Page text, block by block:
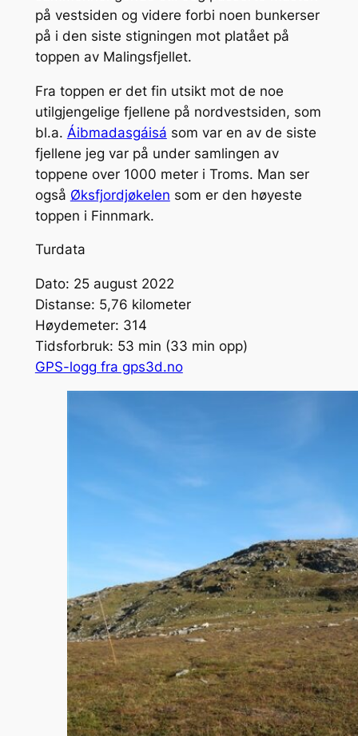
på vestsiden og videre forbi noen bunkerser
på i den siste stigningen mot platået på
toppen av Malingsfjellet.
Fra toppen er det fin utsikt mot de noe
utilgjengelige fjellene på nordvestsiden, som
bl.a. Áibmadasgáisá som var en av de siste
fjellene jeg var på under samlingen av
toppene over 1000 meter i Troms. Man ser
også Øksfjordjøkelen som er den høyeste
toppen i Finnmark.
Turdata
Dato: 25 august 2022
Distanse: 5,76 kilometer
Høydemeter: 314
Tidsforbruk: 53 min (33 min opp)
GPS-logg fra gps3d.no